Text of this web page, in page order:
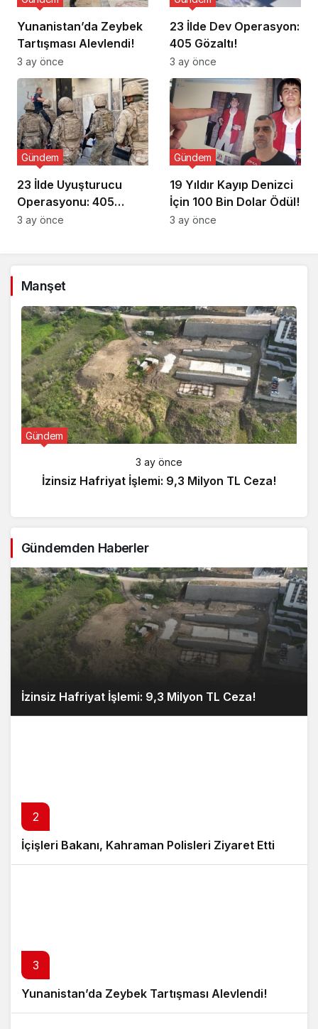
Yunanistan’da Zeybek
Tartışması Alevlendi!
3 ay önce
23 İlde Dev Operasyon:
405 Gözaltı!
3 ay önce
23 İlde Uyuşturucu
Operasyonu: 405
Gözaltı!
Gündem
3 ay önce
19 Yıldır Kayıp Denizci
İçin 100 Bin Dolar Ödül!
Gündem
3 ay önce
Manşet
Gündem
3 ay önce
İzinsiz Hafriyat İşlemi: 9,3 Milyon TL Ceza!
Gündemden Haberler
İzinsiz Hafriyat İşlemi: 9,3 Milyon TL Ceza!
2
İçişleri Bakanı, Kahraman Polisleri Ziyaret Etti
3
Yunanistan’da Zeybek Tartışması Alevlendi!